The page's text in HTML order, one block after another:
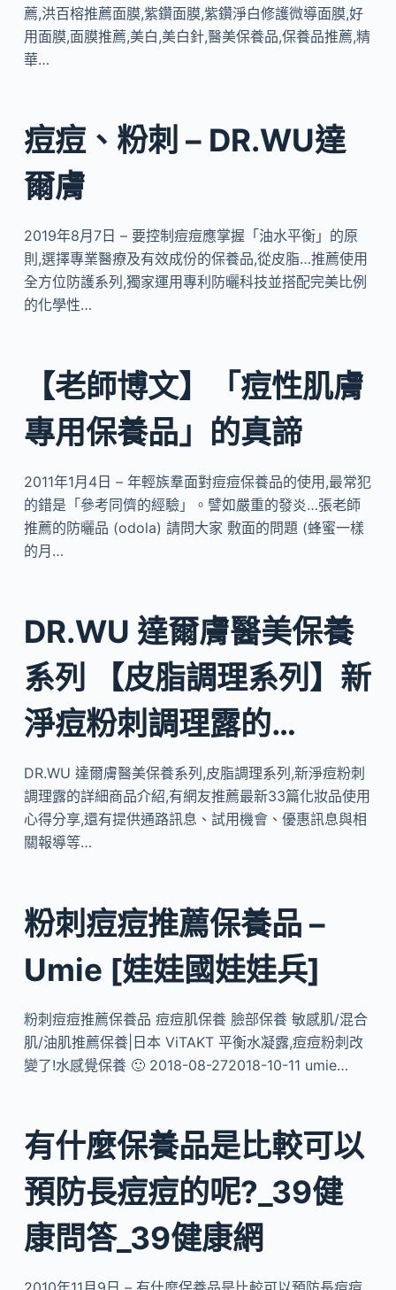
薦,洪百榕推薦面膜,紫鑽面膜,紫鑽淨白修護微導面膜,好
用面膜,面膜推薦,美白,美白針,醫美保養品,保養品推薦,精
華…
痘痘、粉刺 – DR.WU達
爾膚
2019年8月7日 – 要控制痘痘應掌握「油水平衡」的原
則,選擇專業醫療及有效成份的保養品,從皮脂…推薦使用
全方位防護系列,獨家運用專利防曬科技並搭配完美比例
的化學性…
【老師博文】「痘性肌膚
專用保養品」的真諦
2011年1月4日 – 年輕族羣面對痘痘保養品的使用,最常犯
的錯是「參考同儕的經驗」。譬如嚴重的發炎…張老師
推薦的防曬品 (odola) 請問大家 敷面的問題 (蜂蜜一樣
的月…
DR.WU 達爾膚醫美保養
系列 【皮脂調理系列】新
淨痘粉刺調理露的…
DR.WU 達爾膚醫美保養系列,皮脂調理系列,新淨痘粉刺
調理露的詳細商品介紹,有網友推薦最新33篇化妝品使用
心得分享,還有提供通路訊息、試用機會、優惠訊息與相
關報導等…
粉刺痘痘推薦保養品 –
Umie [娃娃國娃娃兵]
粉刺痘痘推薦保養品 痘痘肌保養 臉部保養 敏感肌/混合
肌/油肌推薦保養|日本 ViTAKT 平衡水凝露,痘痘粉刺改
變了!水感覺保養 🙂 2018-08-272018-10-11 umie…
有什麼保養品是比較可以
預防長痘痘的呢?_39健
康問答_39健康網